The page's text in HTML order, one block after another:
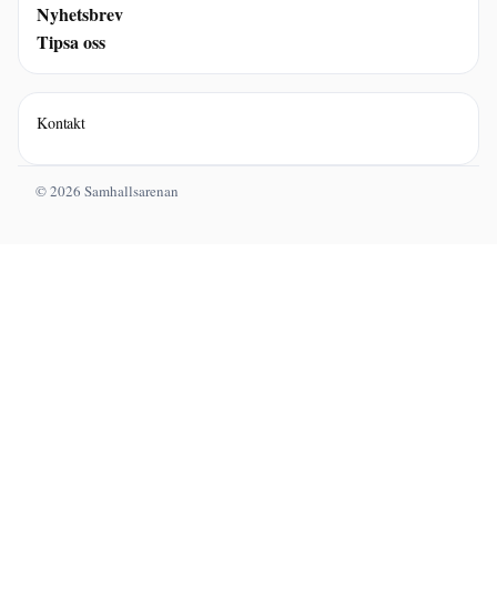
Nyhetsbrev
Tipsa oss
Kontakt
© 2026 Samhallsarenan